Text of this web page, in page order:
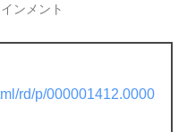
ンメント
rd/p/000001412.0000